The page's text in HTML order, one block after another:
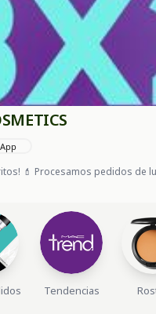
💄 Procesamos pedidos de
Tendencias